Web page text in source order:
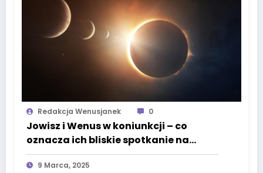
Redakcja Wenusjanek 0
Jowisz i Wenus w koniunkcji – co
oznacza ich bliskie spotkanie na
niebie?
9 Marca, 2025